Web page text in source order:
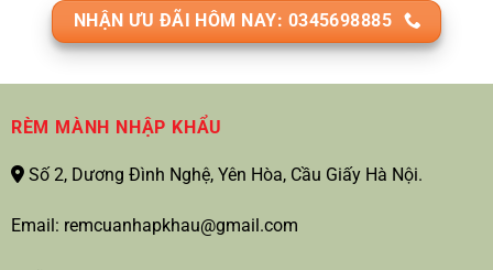
NHẬN ƯU ĐÃI HÔM NAY: 0345698885
RÈM MÀNH NHẬP KHẨU
Số 2, Dương Đình Nghệ, Yên Hòa, Cầu Giấy Hà Nội.
Email: remcuanhapkhau@gmail.com